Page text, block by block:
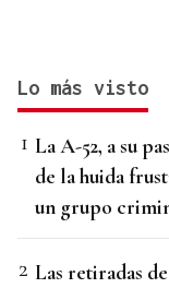
Lo más visto
La A-52, a su
de la huida
un grupo
Las retiradas